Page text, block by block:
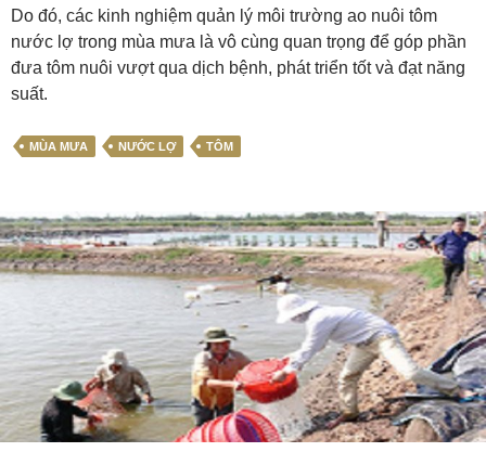
Do đó, các kinh nghiệm quản lý môi trường ao nuôi tôm
nước lợ trong mùa mưa là vô cùng quan trọng để góp phần
đưa tôm nuôi vượt qua dịch bệnh, phát triển tốt và đạt năng
suất.
MÙA MƯA NƯỚC LỢ TÔM